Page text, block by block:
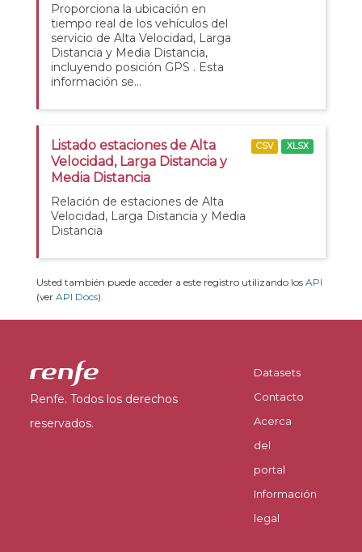
Proporciona la ubicación en
tiempo real de los vehículos del
servicio de Alta Velocidad, Larga
Distancia y Media Distancia,
incluyendo posición GPS . Esta
información se...
Listado estaciones de Alta
Velocidad, Larga Distancia y
Media Distancia
Relación de estaciones de Alta
Velocidad, Larga Distancia y Media
Distancia
CSV XLSX
Usted también puede acceder a este registro utilizando los API
(ver API Docs).
Renfe. Todos los derechos
reservados.
Datasets
Contacto
Acerca
del
portal
Información
legal